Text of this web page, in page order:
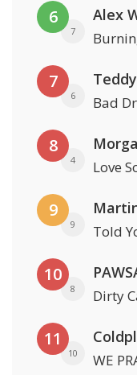
6
7
Alex
7
6 Bad
8
4 Love
9
9 Told
10
8 Dirty
11
10 WE